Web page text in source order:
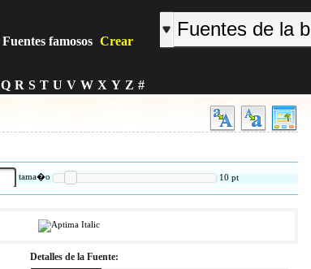
Fuentes famosos Crear
Q R S T U V W X Y Z #
tama�o 10 pt
Detalles de la Fuente: